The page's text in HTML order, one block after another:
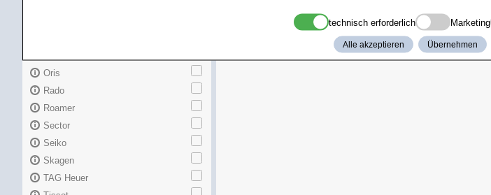
Oris
Rado
Roamer
Sector
Seiko
Skagen
TAG Heuer
technisch erforderlich Marketing
Alle akzeptieren Übernehmen